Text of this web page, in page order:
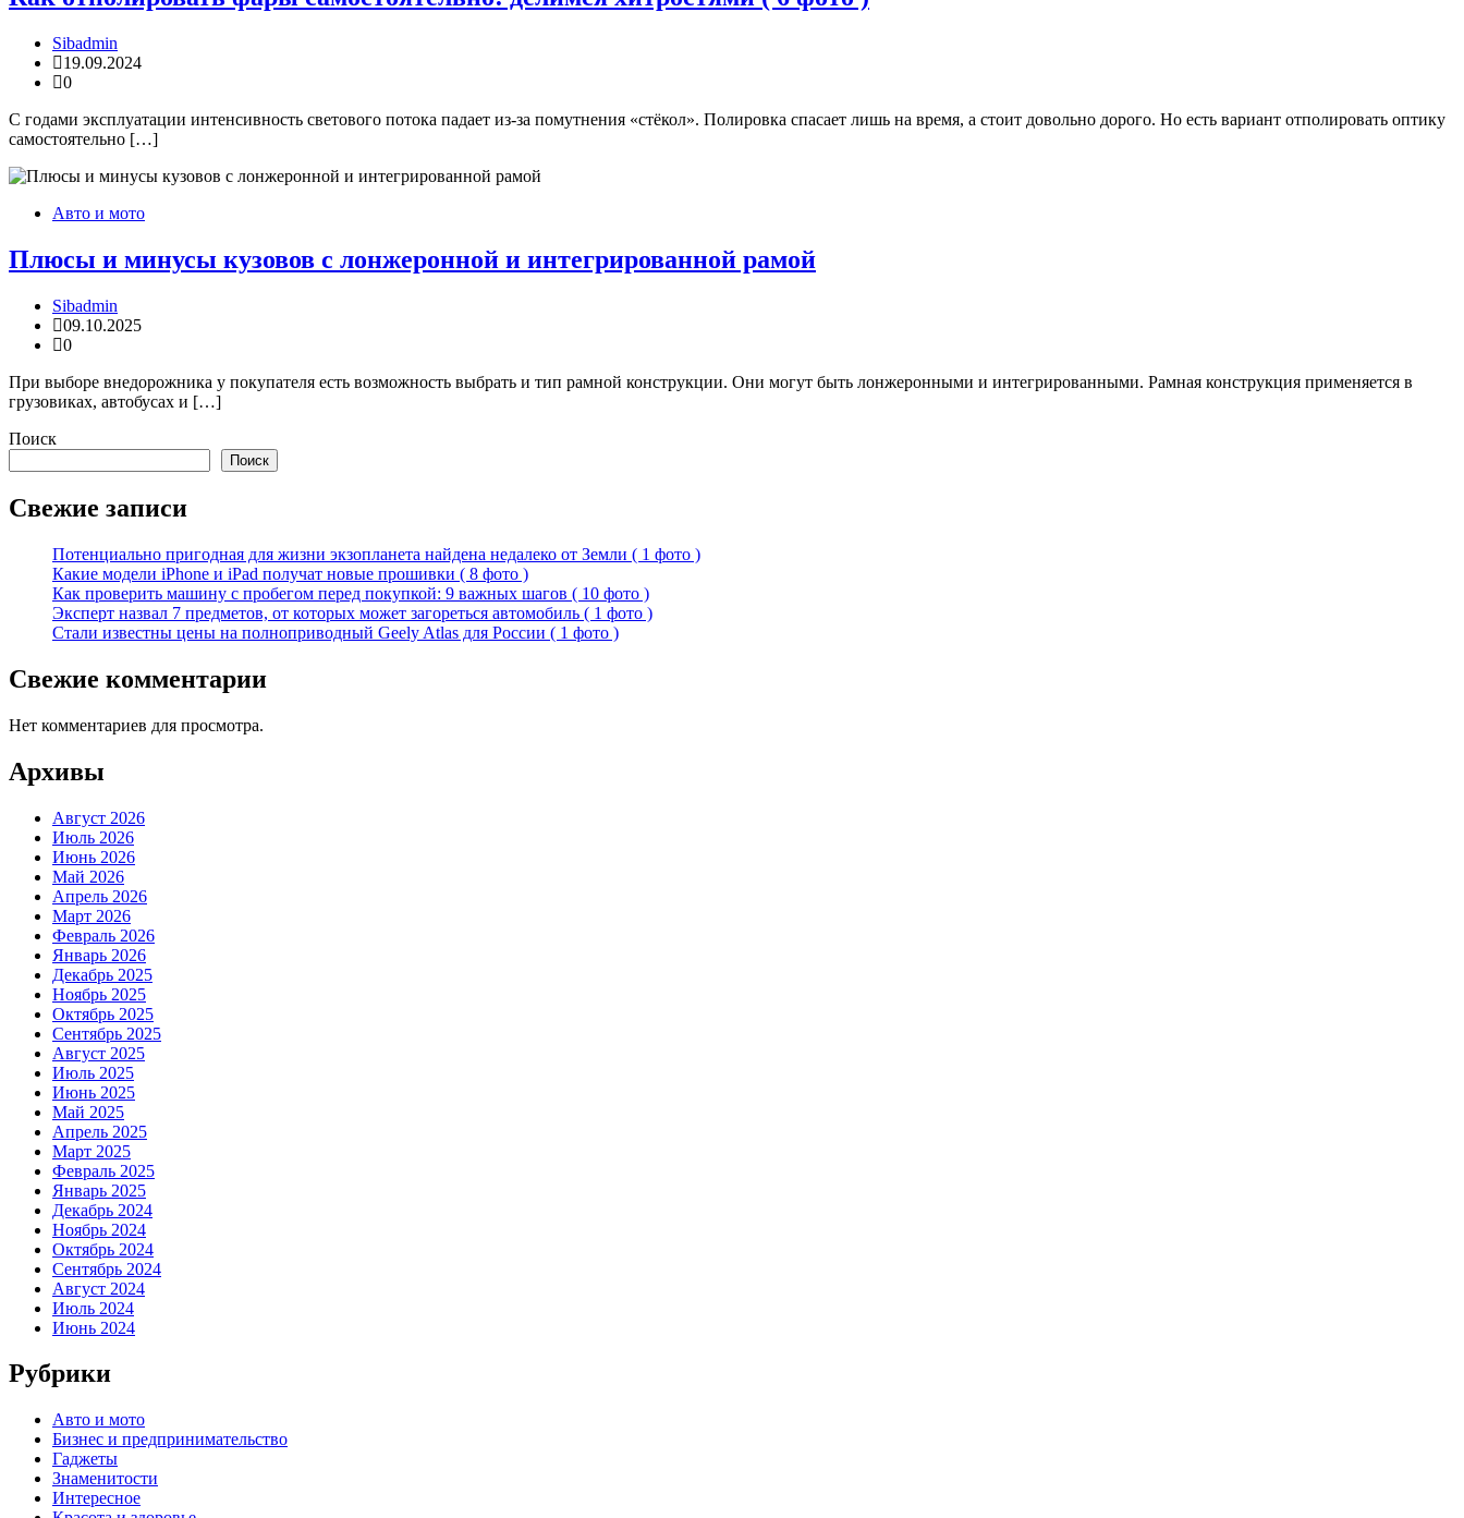
Sibadmin
19.09.2024
0
С годами эксплуатации интенсивность светового потока падает из-за помутнения «стёкол». Полировка спасает лишь на время, а стоит довольно дорого. Но есть вариант отполировать оптику
самостоятельно […]
Авто и мото
Плюсы и минусы кузовов с лонжеронной и интегрированной рамой
Sibadmin
09.10.2025
0
При выборе внедорожника у покупателя есть возможность выбрать и тип рамной конструкции. Они могут быть лонжеронными и интегрированными. Рамная конструкция применяется в
грузовиках, автобусах и […]
Поиск
Поиск
Свежие записи
Потенциально пригодная для жизни экзопланета найдена недалеко от Земли ( 1 фото )
Какие модели iPhone и iPad получат новые прошивки ( 8 фото )
Как проверить машину с пробегом перед покупкой: 9 важных шагов ( 10 фото )
Эксперт назвал 7 предметов, от которых может загореться автомобиль ( 1 фото )
Стали известны цены на полноприводный Geely Atlas для России ( 1 фото )
Свежие комментарии
Нет комментариев для просмотра.
Архивы
Август 2026
Июль 2026
Июнь 2026
Май 2026
Апрель 2026
Март 2026
Февраль 2026
Январь 2026
Декабрь 2025
Ноябрь 2025
Октябрь 2025
Сентябрь 2025
Август 2025
Июль 2025
Июнь 2025
Май 2025
Апрель 2025
Март 2025
Февраль 2025
Январь 2025
Декабрь 2024
Ноябрь 2024
Октябрь 2024
Сентябрь 2024
Август 2024
Июль 2024
Июнь 2024
Рубрики
Авто и мото
Бизнес и предпринимательство
Гаджеты
Знаменитости
Интересное